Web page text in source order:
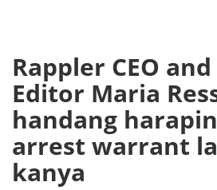
Rappler CEO
Editor Maria
handang
arrest warrant
kanya